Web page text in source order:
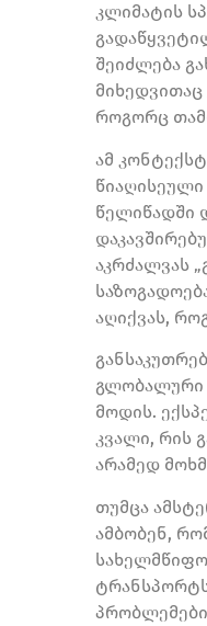
კლიმატის
შეიძლება
როგორც
ამ
წელიწადში
აკრძალვას
აღიქვას,
გლობალური
მოდის.
კვალი, რის
არამედ
თუმცა
ამბობენ,